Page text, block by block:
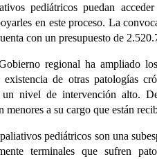
pediátricos puedan
en este proceso. La
con un presupuesto de
regional ha ampliado
de otras patologías
un nivel de intervención alto.
menores a su cargo que están
pediátricos son una
terminales que sufren